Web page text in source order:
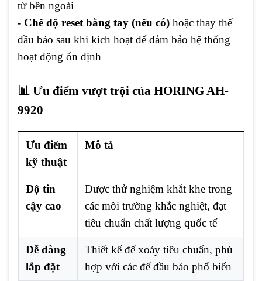
từ bên ngoài
- Chế độ reset bằng tay (nếu có) hoặc thay thế
đầu báo sau khi kích hoạt để đảm bảo hệ thống
hoạt động ổn định
📊 Ưu điểm vượt trội của HORING AH-
9920
Ưu điểm
kỹ thuật
Mô tả
Độ tin
cậy cao
Được thử nghiệm khắt khe trong
các môi trường khắc nghiệt, đạt
tiêu chuẩn chất lượng quốc tế
Dễ dàng
lắp đặt
Thiết kế đế xoáy tiêu chuẩn, phù
hợp với các đế đầu báo phổ biến